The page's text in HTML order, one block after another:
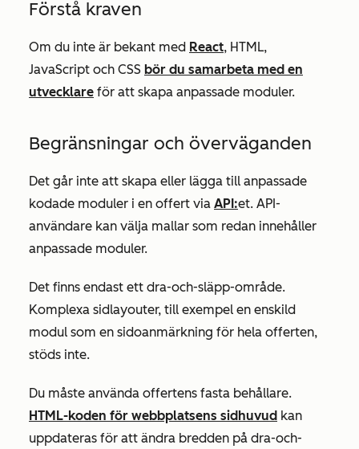
Förstå kraven
Om du inte är bekant med React, HTML,
JavaScript och CSS bör du samarbeta med en
utvecklare för att skapa anpassade moduler.
Begränsningar och överväganden
Det går inte att skapa eller lägga till anpassade
kodade moduler i en offert via API:et. API-
användare kan välja mallar som redan innehåller
anpassade moduler.
Det finns endast ett dra-och-släpp-område.
Komplexa sidlayouter, till exempel en enskild
modul som en sidoanmärkning för hela offerten,
stöds inte.
Du måste använda offertens fasta behållare.
HTML-koden för webbplatsens sidhuvud kan
uppdateras för att ändra bredden på dra-och-